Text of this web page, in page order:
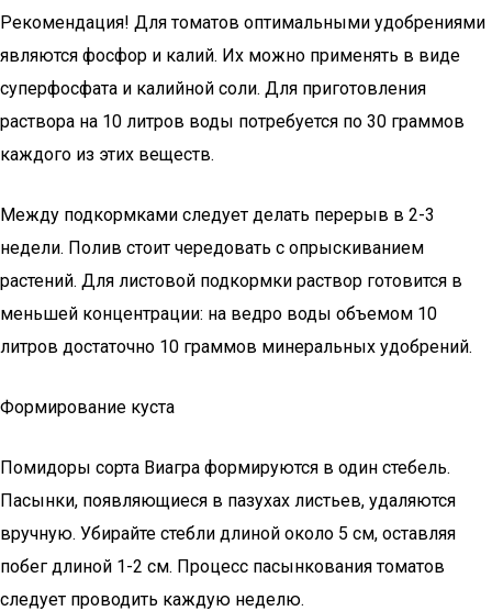
Рекомендация! Для томатов оптимальными удобрениями
являются фосфор и калий. Их можно применять в виде
суперфосфата и калийной соли. Для приготовления
раствора на 10 литров воды потребуется по 30 граммов
каждого из этих веществ.
Между подкормками следует делать перерыв в 2-3
недели. Полив стоит чередовать с опрыскиванием
растений. Для листовой подкормки раствор готовится в
меньшей концентрации: на ведро воды объемом 10
литров достаточно 10 граммов минеральных удобрений.
Формирование куста
Помидоры сорта Виагра формируются в один стебель.
Пасынки, появляющиеся в пазухах листьев, удаляются
вручную. Убирайте стебли длиной около 5 см, оставляя
побег длиной 1-2 см. Процесс пасынкования томатов
следует проводить каждую неделю.